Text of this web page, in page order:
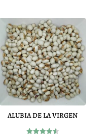
ALUBIA DE LA VIRGEN